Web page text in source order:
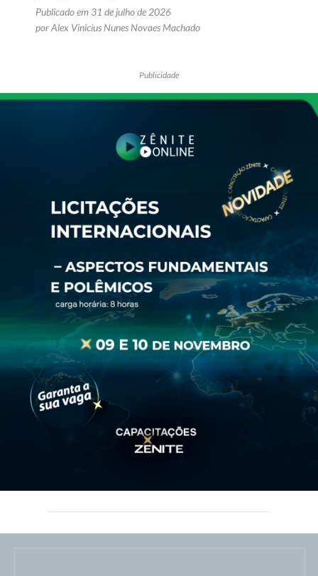
Publicado em 31 de julho de 2026
por Alex Vinicius Nunes Novaes Machado
Publicidade